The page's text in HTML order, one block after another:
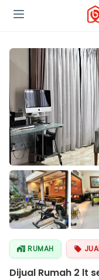
RUMAH
Dijual Rumah 2 lt